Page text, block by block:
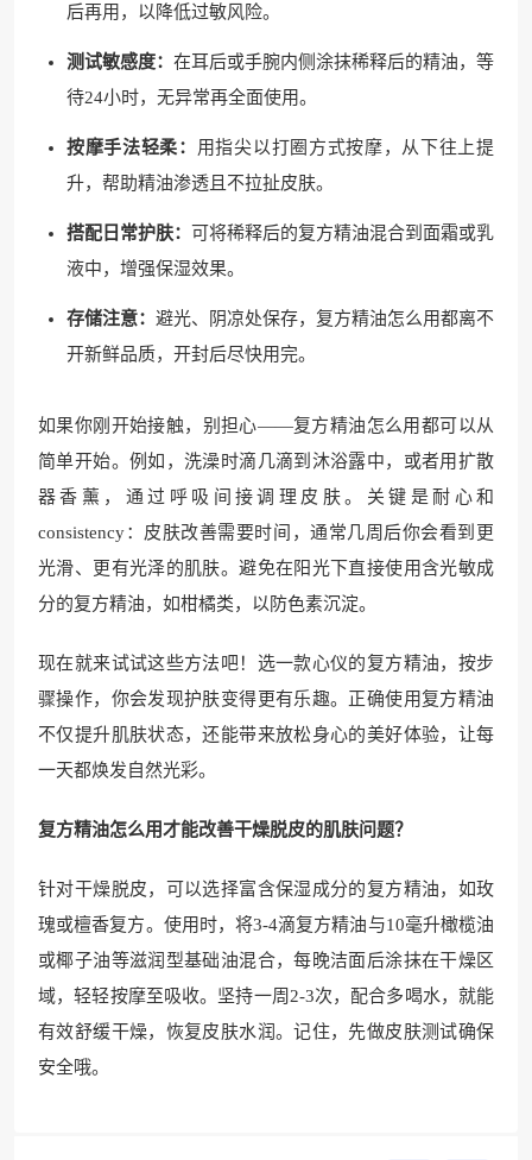
后再用，以降低过敏风险。
测试敏感度： 在耳后或手腕内侧涂抹稀释后的精油，等
待24小时，无异常再全面使用。
按摩手法轻柔： 用指尖以打圈方式按摩，从下往上提
升，帮助精油渗透且不拉扯皮肤。
搭配日常护肤： 可将稀释后的复方精油混合到面霜或乳
液中，增强保湿效果。
存储注意： 避光、阴凉处保存，复方精油怎么用都离不
开新鲜品质，开封后尽快用完。
如果你刚开始接触，别担心——复方精油怎么用都可以从
简单开始。例如，洗澡时滴几滴到沐浴露中，或者用扩散
器香薰，通过呼吸间接调理皮肤。关键是耐心和
consistency：皮肤改善需要时间，通常几周后你会看到更
光滑、更有光泽的肌肤。避免在阳光下直接使用含光敏成
分的复方精油，如柑橘类，以防色素沉淀。
现在就来试试这些方法吧！选一款心仪的复方精油，按步
骤操作，你会发现护肤变得更有乐趣。正确使用复方精油
不仅提升肌肤状态，还能带来放松身心的美好体验，让每
一天都焕发自然光彩。
复方精油怎么用才能改善干燥脱皮的肌肤问题？
针对干燥脱皮，可以选择富含保湿成分的复方精油，如玫
瑰或檀香复方。使用时，将3-4滴复方精油与10毫升橄榄油
或椰子油等滋润型基础油混合，每晚洁面后涂抹在干燥区
域，轻轻按摩至吸收。坚持一周2-3次，配合多喝水，就能
有效舒缓干燥，恢复皮肤水润。记住，先做皮肤测试确保
安全哦。